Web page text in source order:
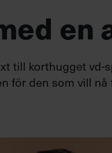
en
till korthugget vd-
för den som vill